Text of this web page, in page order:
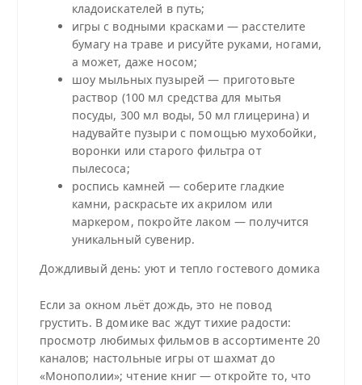
кладоискателей в путь;
игры с водными красками — расстелите
бумагу на траве и рисуйте руками, ногами,
а может, даже носом;
шоу мыльных пузырей — приготовьте
раствор (100 мл средства для мытья
посуды, 300 мл воды, 50 мл глицерина) и
надувайте пузыри с помощью мухобойки,
воронки или старого фильтра от
пылесоса;
роспись камней — соберите гладкие
камни, раскрасьте их акрилом или
маркером, покройте лаком — получится
уникальный сувенир.
Дождливый день: уют и тепло гостевого домика
Если за окном льёт дождь, это не повод
грустить. В домике вас ждут тихие радости:
просмотр любимых фильмов в ассортименте 20
каналов; настольные игры от шахмат до
«Монополии»; чтение книг — откройте то, что